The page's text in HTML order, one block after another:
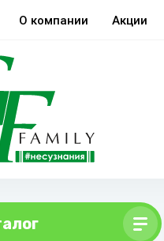
О компании Акции